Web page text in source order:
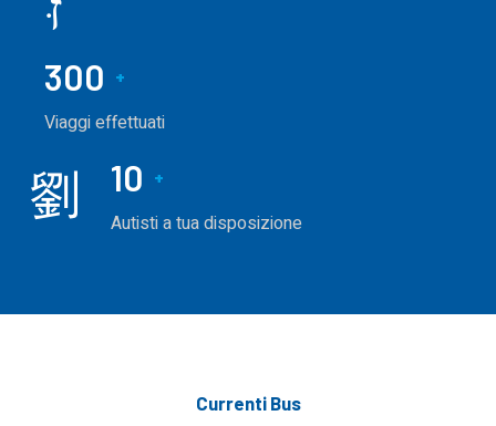
300 +
Viaggi effettuati
10 +
Autisti a tua disposizione
Currenti Bus